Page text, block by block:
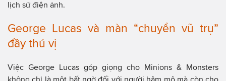
lịch sử điện ảnh.
George Lucas và màn “chuyển vũ trụ”
đầy thú vị
Việc George Lucas góp giọng cho Minions & Monsters